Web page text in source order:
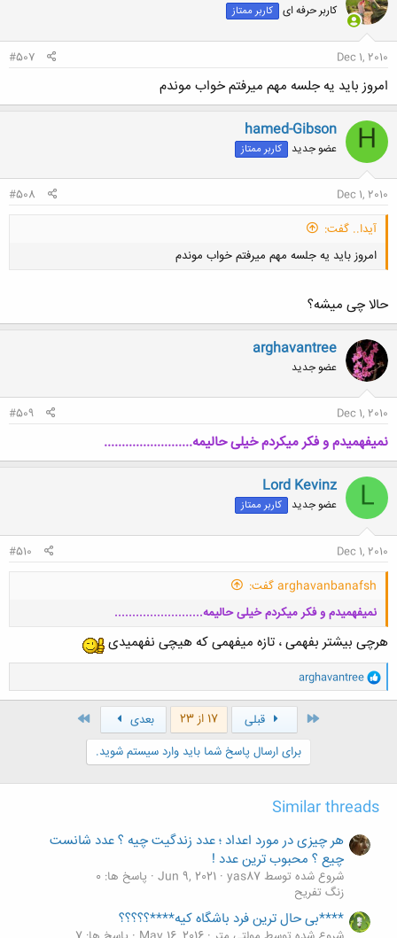
کاربر حرفه ای کاربر ممتاز
Dec 1, 2010
#507
امروز باید یه جلسه مهم میرفتم خواب موندم
H
hamed-Gibson
عضو جدید کاربر ممتاز
Dec 1, 2010
#508
آیدا.. گفت:
امروز باید یه جلسه مهم میرفتم خواب موندم
حالا چی میشه؟
arghavantree
عضو جدید
Dec 1, 2010
#509
نمیفهمیدم و فکر میکردم خیلی حالیمه.........................
L
Lord Kevinz
عضو جدید کاربر ممتاز
Dec 1, 2010
#510
arghavanbanafsh گفت:
نمیفهمیدم و فکر میکردم خیلی حالیمه.........................
کلیک کنید تا باز شود...
هرچی بیشتر بفهمی ، تازه میفهمی که هیچی نفهمیدی
و
ا
ک
arghavantree
اول قبلی 17 از 23 بعدی
برای ارسال پاسخ شما باید وارد سیستم شوید.
Similar threads
هر چیزی در مورد اعداد ؛ عدد زندگیت چیه ؟ عدد شانست
چیع ؟ محبوب ترین عدد !
شروع شده توسط yas87 Jun 9, 2021 پاسخ ها: 0
زنگ تفريح
****بی حال ترین فرد باشگاه کیه****؟؟؟؟؟